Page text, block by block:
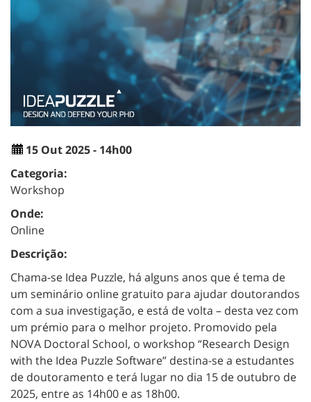
15 Out 2025 - 14h00
Categoria:
Workshop
Onde:
Online
Descrição:
Chama-se Idea Puzzle, há alguns anos que é tema de
um seminário online gratuito para ajudar doutorandos
com a sua investigação, e está de volta – desta vez com
um prémio para o melhor projeto. Promovido pela
NOVA Doctoral School, o workshop “Research Design
with the Idea Puzzle Software” destina-se a estudantes
de doutoramento e terá lugar no dia 15 de outubro de
2025, entre as 14h00 e as 18h00.